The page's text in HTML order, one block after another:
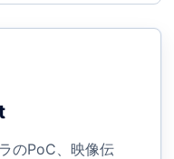
のPoC、映像伝